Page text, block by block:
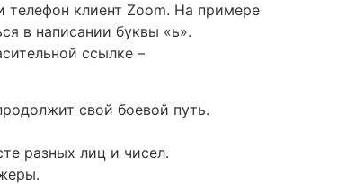
телефон клиент Zoom. На примере
в написании буквы «ь».
ссылке –
свой боевой путь.
разных лиц и чисел.